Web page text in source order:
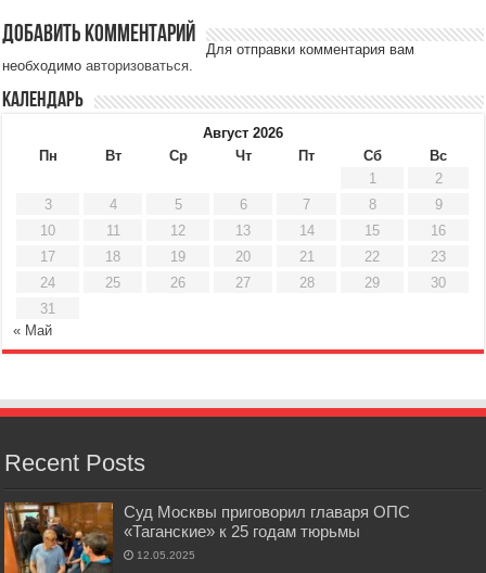
Добавить комментарий
Для отправки комментария вам
необходимоавторизоваться.
Календарь
Август 2026
Пн
Вт Ср Чт Пт Сб
Вс
1
2
3
4 5 6 7 8
9
10
11 12 13 14 15
16
17
18 19 20 21 22
23
24
25 26 27 28 29
30
31
« Май
Recent Posts
Суд Москвы приговорил главаря ОПС
«Таганские» к 25 годам тюрьмы
12.05.2025